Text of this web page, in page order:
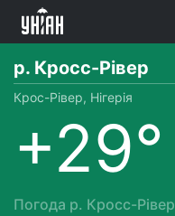
р. Кросс-Рівер
Крос-Рівер, Нігерія
+29°
Погода р. Кросс-Рівер